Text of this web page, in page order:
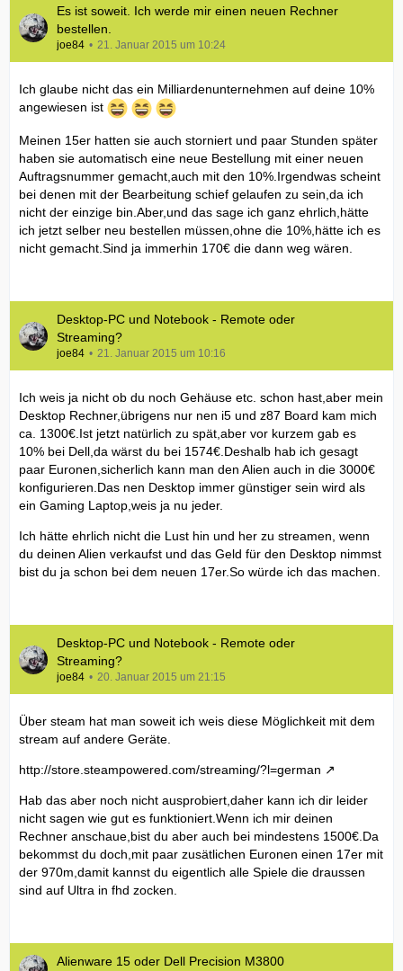
Es ist soweit. Ich werde mir einen neuen Rechner
bestellen.
joe84 21. Januar 2015 um 10:24
Ich glaube nicht das ein Milliardenunternehmen auf deine 10%
angewiesen ist
Meinen 15er hatten sie auch storniert und paar Stunden später
haben sie automatisch eine neue Bestellung mit einer neuen
Auftragsnummer gemacht,auch mit den 10%.Irgendwas scheint
bei denen mit der Bearbeitung schief gelaufen zu sein,da ich
nicht der einzige bin.Aber,und das sage ich ganz ehrlich,hätte
ich jetzt selber neu bestellen müssen,ohne die 10%,hätte ich es
nicht gemacht.Sind ja immerhin 170€ die dann weg wären.
Desktop-PC und Notebook - Remote oder
Streaming?
joe84 21. Januar 2015 um 10:16
Ich weis ja nicht ob du noch Gehäuse etc. schon hast,aber mein
Desktop Rechner,übrigens nur nen i5 und z87 Board kam mich
ca. 1300€.Ist jetzt natürlich zu spät,aber vor kurzem gab es
10% bei Dell,da wärst du bei 1574€.Deshalb hab ich gesagt
paar Euronen,sicherlich kann man den Alien auch in die 3000€
konfigurieren.Das nen Desktop immer günstiger sein wird als
ein Gaming Laptop,weis ja nu jeder.
Ich hätte ehrlich nicht die Lust hin und her zu streamen, wenn
du deinen Alien verkaufst und das Geld für den Desktop nimmst
bist du ja schon bei dem neuen 17er.So würde ich das machen.
Desktop-PC und Notebook - Remote oder
Streaming?
joe84 20. Januar 2015 um 21:15
Über steam hat man soweit ich weis diese Möglichkeit mit dem
stream auf andere Geräte.
http://store.steampowered.com/streaming/?l=german
Hab das aber noch nicht ausprobiert,daher kann ich dir leider
nicht sagen wie gut es funktioniert.Wenn ich mir deinen
Rechner anschaue,bist du aber auch bei mindestens 1500€.Da
bekommst du doch,mit paar zusätlichen Euronen einen 17er mit
der 970m,damit kannst du eigentlich alle Spiele die draussen
sind auf Ultra in fhd zocken.
Alienware 15 oder Dell Precision M3800